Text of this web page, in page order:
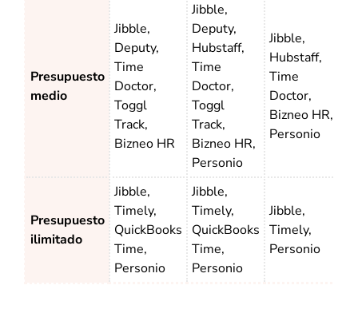
Presupuesto
medio
Jibble,
Deputy,
Time
Doctor,
Toggl
Track,
Bizneo HR
Jibble,
Deputy,
Hubstaff,
Time
Doctor,
Toggl
Track,
Bizneo HR,
Personio
Jibble,
Hubstaff,
Time
Doctor,
Bizneo HR,
Personio
Presupuesto
ilimitado
Jibble,
Timely,
QuickBooks
Time,
Personio
Jibble,
Timely,
QuickBooks
Time,
Personio
Jibble,
Timely,
Personio